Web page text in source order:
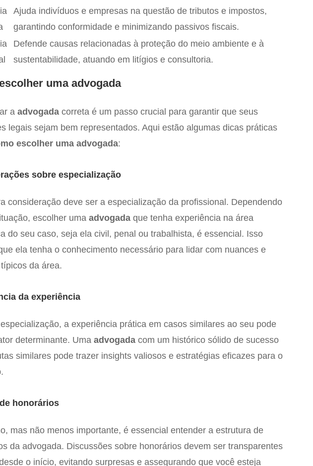
Ajuda indivíduos e empresas na questão de tributos e impostos,
garantindo conformidade e minimizando passivos fiscais.
Defende causas relacionadas à proteção do meio ambiente e à
sustentabilidade, atuando em litígios e consultoria.
uma advogada
aadvogada correta é um passo crucial para garantir que seus
legais sejam bem representados. Aqui estão algumas dicas práticas
escolher uma advogada:
sobre especialização
consideração deve ser a especialização da profissional. Dependendo
escolher umaadvogada que tenha experiência na área
do seu caso, seja ela civil, penal ou trabalhista, é essencial. Isso
ela tenha o conhecimento necessário para lidar com nuances e
da área.
da experiência
a experiência prática em casos similares ao seu pode
determinante. Umaadvogada com um histórico sólido de sucesso
similares pode trazer insights valiosos e estratégias eficazes para o
honorários
mas não menos importante, é essencial entender a estrutura de
da advogada. Discussões sobre honorários devem ser transparentes
o início, evitando surpresas e assegurando que você esteja